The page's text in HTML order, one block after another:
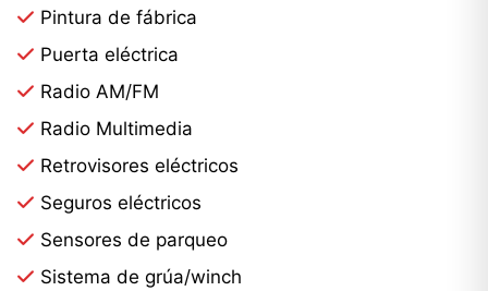
Pintura de fábrica
Puerta eléctrica
Radio AM/FM
Radio Multimedia
Retrovisores eléctricos
Seguros eléctricos
Sensores de parqueo
Sistema de grúa/winch